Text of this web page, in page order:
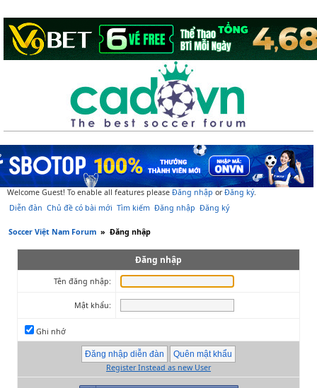
Welcome Guest! To enable all features please Đăng nhập orĐăng ký.
Diễn đàn Chủ đề có bài mới Tìm kiếm Đăng nhập Đăng ký
Soccer Việt Nam Forum » Đăng nhập
Đăng nhập
Tên đăng nhập:
Mật khẩu:
Ghi nhớ
Register Instead as new User